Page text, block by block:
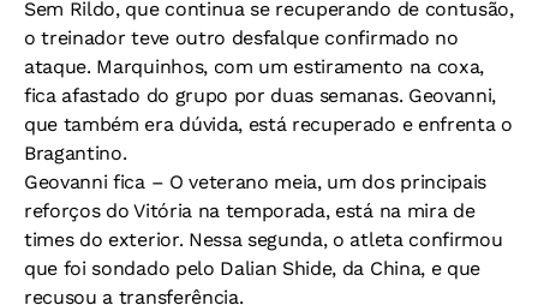
Sem Rildo, que continua se recuperando de contusão,
o treinador teve outro desfalque confirmado no
ataque. Marquinhos, com um estiramento na coxa,
fica afastado do grupo por duas semanas. Geovanni,
que também era dúvida, está recuperado e enfrenta o
Bragantino.
Geovanni fica – O veterano meia, um dos principais
reforços do Vitória na temporada, está na mira de
times do exterior. Nessa segunda, o atleta confirmou
que foi sondado pelo Dalian Shide, da China, e que
recusou a transferência.